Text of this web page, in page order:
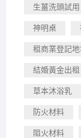
生薑洗頭試用
神明桌
租商業登記
結婚黃金出租
草本沐浴乳
防火材料
阻火材料